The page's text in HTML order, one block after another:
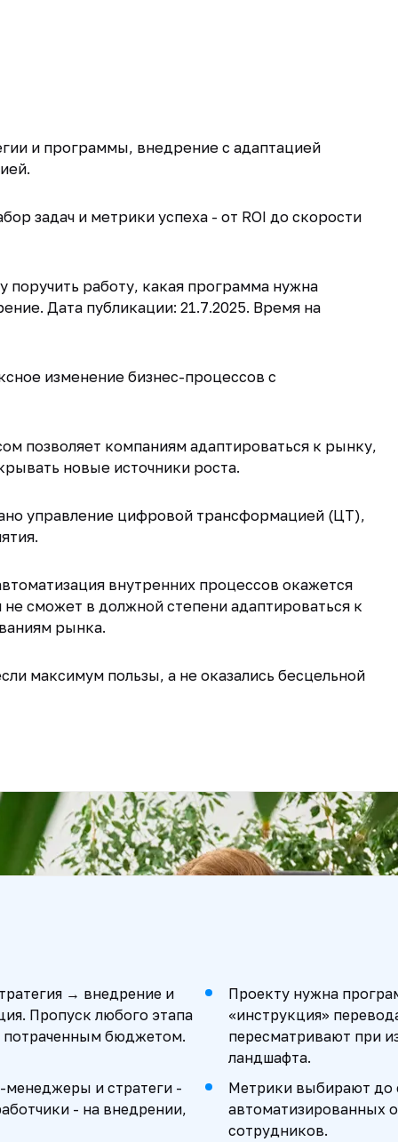
и программы, внедрение с адаптацией
задач и метрики успеха - от ROI до скорости
поручить работу, какая программа нужна
Дата публикации: 21.7.2025. Время на
изменение бизнес-процессов с
позволяет компаниям адаптироваться к рынку,
новые источники роста.
управление цифровой трансформацией (ЦТ),
внутренних процессов окажется
сможет в должной степени адаптироваться к
рынка.
максимум пользы, а не оказались бесцельной
→ внедрение и
Пропуск любого этапа
потраченным бюджетом.
Проекту нужна
«инструкция»
пересматривают при
ландшафта.
менеджеры и стратеги -
- на внедрении,
Метрики выбирают до
автоматизированных
сотрудников.